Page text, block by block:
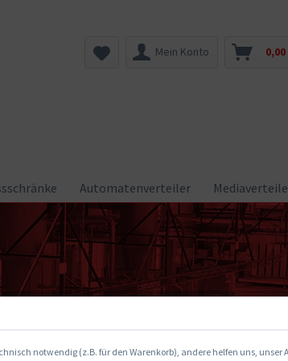
Mein Konto
Automatenverteiler
notwendig (z.B. für den Warenkorb), andere helfen uns, unser